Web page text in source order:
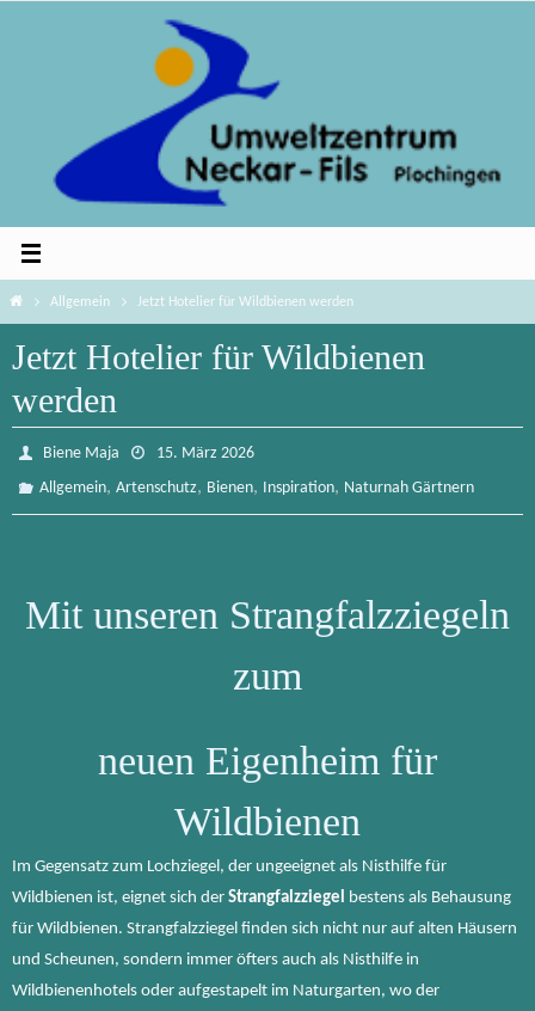
HomeAllgemein Jetzt Hotelier für Wildbienen werden
Jetzt Hotelier für Wildbienen
werden
Biene Maja
15. März 2026
Allgemein,Artenschutz, Bienen, Inspiration, Naturnah Gärtnern
Mit unseren Strangfalzziegeln
zum
neuen Eigenheim für
Wildbienen
Im Gegensatz zum Lochziegel, der ungeeignet als Nisthilfe für
Wildbienen ist, eignet sich der Strangfalzziegel
bestens als Behausung
für Wildbienen. Strangfalzziegel finden sich nicht nur auf alten Häusern
und Scheunen, sondern immer öfters auch als Nisthilfe in
Wildbienenhotels oder aufgestapelt im Naturgarten, wo der